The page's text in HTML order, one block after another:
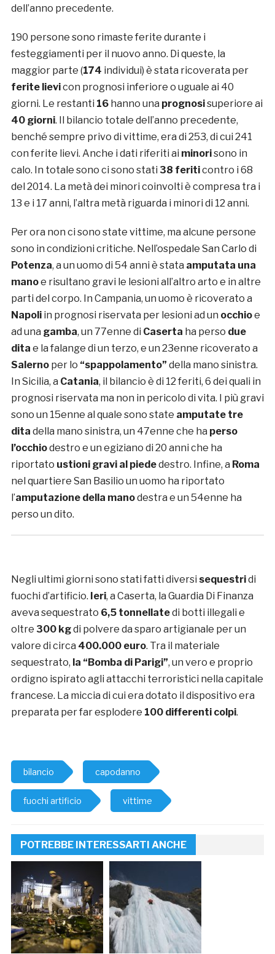
dell’anno precedente.
190 persone sono rimaste ferite durante i
festeggiamenti per il nuovo anno. Di queste, la
maggior parte (174 individui) è stata ricoverata per
ferite lievicon prognosi inferiore o uguale ai 40
giorni. Le restanti 16hanno una prognosisuperiore ai
40 giorni. Il bilancio totale dell’anno precedente,
benché sempre privo di vittime, era di 253, di cui 241
con ferite lievi. Anche i dati riferiti ai minorisono in
calo. In totale sono ci sono stati 38 feriticontro i 68
del 2014. La metà dei minori coinvolti è compresa tra i
13 e i 17 anni, l’altra metà riguarda i minori di 12 anni.
Per ora non ci sono state vittime, ma alcune persone
sono in condizioni critiche. Nell’ospedale San Carlo di
Potenza, a un uomo di 54 anni è stata amputata una
manoe risultano gravi le lesioni all’altro arto e in altre
parti del corpo. In Campania, un uomo è ricoverato a
Napoliin prognosi riservata per lesioni ad un occhioe
ad una gamba, un 77enne di Caserta ha perso due
dita e la falange di un terzo, e un 23enne ricoverato a
Salernoper lo “spappolamento” della mano sinistra.
In Sicilia, a Catania, il bilancio è di 12 feriti, 6 dei quali in
prognosi riservata ma non in pericolo di vita. I più gravi
sono un 15enne al quale sono state amputate tre
dita della mano sinistra, un 47enne che ha perso
l’occhiodestro e un egiziano di 20 anni che ha
riportato ustioni gravi al piededestro. Infine, a Roma
nel quartiere San Basilio un uomo ha riportato
l’amputazione della manodestra e un 54enne ha
perso un dito.
Negli ultimi giorni sono stati fatti diversi sequestridi
fuochi d’artificio. Ieri, a Caserta, la Guardia Di Finanza
aveva sequestrato 6,5 tonnellatedi botti illegali e
oltre 300 kgdi polvere da sparo artigianale per un
valore di circa 400.000 euro. Tra il materiale
sequestrato, la “Bomba di Parigi”, un vero e proprio
ordigno ispirato agli attacchi terroristici nella capitale
francese. La miccia di cui era dotato il dispositivo era
preparata per far esplodere 100 differenti colpi.
bilancio capodanno
fuochi artificio vittime
POTREBBE INTERESSARTI ANCHE